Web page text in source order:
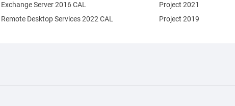
Remote Desktop Services 2022 CAL
Exchange Server 2016 CAL
Project 2021
Project 2019